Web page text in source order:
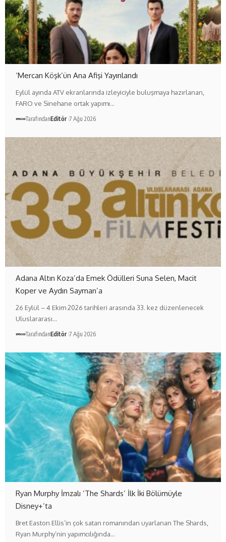
‘Mercan Köşk’ün Ana Afişi Yayınlandı
Eylül ayında ATV ekranlarında izleyiciyle buluşmaya hazırlanan,
FARO ve Sinehane ortak yapımı…
TarafındanEditör 7 Ağu 2026
Adana Altın Koza’da Emek Ödülleri Suna Selen, Macit
Koper ve Aydın Sayman’a
26 Eylül – 4 Ekim 2026 tarihleri arasında 33. kez düzenlenecek
Uluslararası…
TarafındanEditör 7 Ağu 2026
Ryan Murphy İmzalı ‘The Shards’ İlk İki Bölümüyle
Disney+’ta
Bret Easton Ellis’in çok satan romanından uyarlanan The Shards,
Ryan Murphy’nin yapımcılığında…